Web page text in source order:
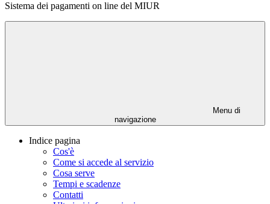
Sistema dei pagamenti on line del MIUR
Menu di
navigazione
Indice pagina
Cos'è
Come si accede al servizio
Cosa serve
Tempi e scadenze
Contatti